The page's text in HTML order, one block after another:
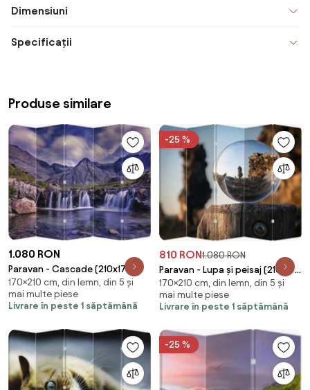
Dimensiuni
Specificații
Produse similare
1.080 RON
Paravan - Cascade (210x170
cm)
170×210 cm, din lemn, din 5 și
mai multe piese
Livrare în peste 1 săptămână
-25 %
810 RON1.080 RON
Paravan - Lupa și peisaj (210x170
cm)
170×210 cm, din lemn, din 5 și
mai multe piese
Livrare în peste 1 săptămână
-25 %